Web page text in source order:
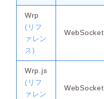
Wrp
(リフ
ァレン
ス)
WebSocket
Wrp.js
(リフ
ァレン
WebSocket